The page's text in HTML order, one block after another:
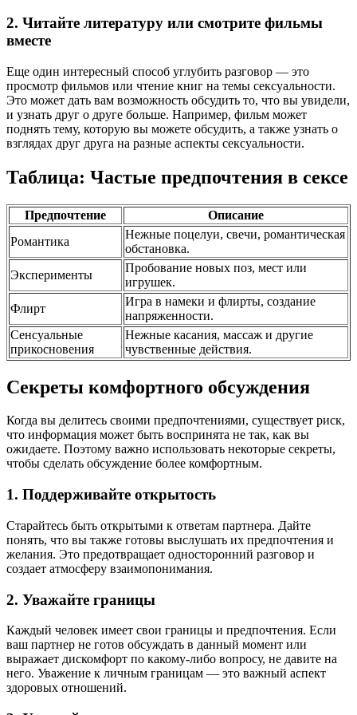
2. Читайте литературу или смотрите фильмы
вместе
Еще один интересный способ углубить разговор — это
просмотр фильмов или чтение книг на темы сексуальности.
Это может дать вам возможность обсудить то, что вы увидели,
и узнать друг о друге больше. Например, фильм может
поднять тему, которую вы можете обсудить, а также узнать о
взглядах друг друга на разные аспекты сексуальности.
Таблица: Частые предпочтения в сексе
Предпочтение
Описание
Романтика
Нежные поцелуи, свечи, романтическая
обстановка.
Эксперименты
Пробование новых поз, мест или
игрушек.
Флирт
Игра в намеки и флирты, создание
напряженности.
Сенсуальные
прикосновения
Нежные касания, массаж и другие
чувственные действия.
Секреты комфортного обсуждения
Когда вы делитесь своими предпочтениями, существует риск,
что информация может быть воспринята не так, как вы
ожидаете. Поэтому важно использовать некоторые секреты,
чтобы сделать обсуждение более комфортным.
1. Поддерживайте открытость
Старайтесь быть открытыми к ответам партнера. Дайте
понять, что вы также готовы выслушать их предпочтения и
желания. Это предотвращает односторонний разговор и
создает атмосферу взаимопонимания.
2. Уважайте границы
Каждый человек имеет свои границы и предпочтения. Если
ваш партнер не готов обсуждать в данный момент или
выражает дискомфорт по какому-либо вопросу, не давите на
него. Уважение к личным границам — это важный аспект
здоровых отношений.